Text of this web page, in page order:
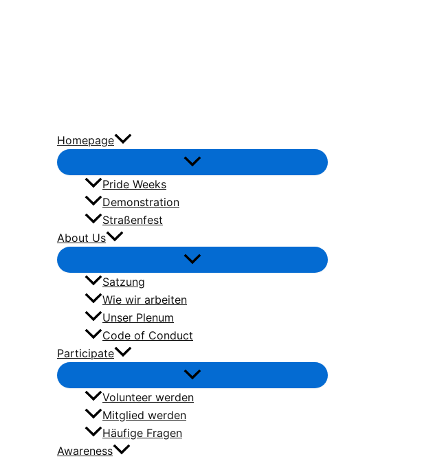
Homepage
Pride Weeks
Demonstration
Straßenfest
About Us
Satzung
Wie wir arbeiten
Unser Plenum
Code of Conduct
Participate
Volunteer werden
Mitglied werden
Häufige Fragen
Awareness